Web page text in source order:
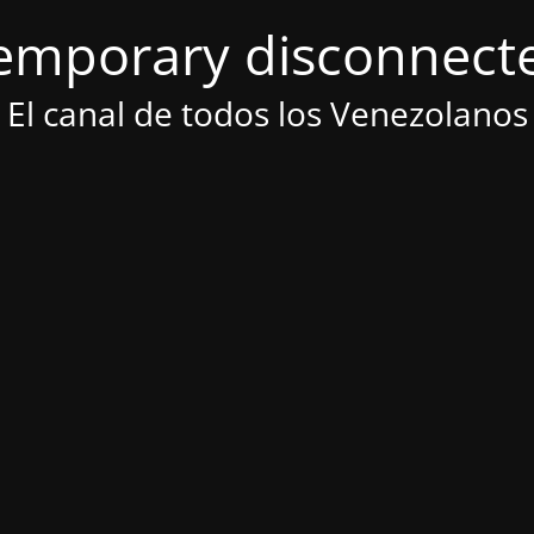
El canal de todos los Venezolanos